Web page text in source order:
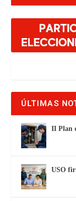
ÚLTIMAS
II Plan
USO